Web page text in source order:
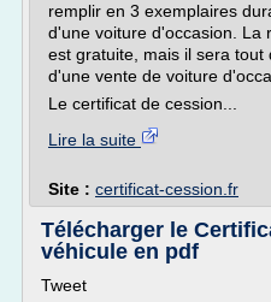
remplir en 3 exemplaires
d'une voiture d'occasion. La
est gratuite, mais il sera
d'une vente de voiture
Le certificat de cession...
Lire la suite
Site : certificat-cession.fr
Télécharger le
véhicule en pdf
Tweet